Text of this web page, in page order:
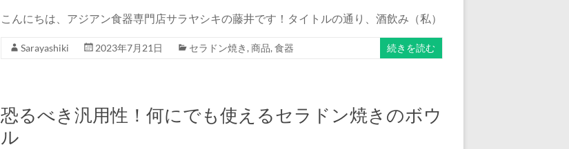
こんにちは、アジアン食器専門店サラヤシキの藤井です！タイトルの通り、酒飲み（私）
Sarayashiki 2023年7月21日 セラドン焼き , 商品, 食器 続きを読む
恐るべき汎用性！何にでも使えるセラドン焼きのボウ
ル